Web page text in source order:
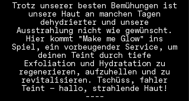
Trotz unserer besten Bemühungen ist
unsere Haut an manchen Tagen
dehydrierter und unsere
Ausstrahlung nicht wie gewünscht.
Hier kommt "Make me Glow" ins
Spiel, ein vorbeugender Service, um
deinen Teint durch tiefe
Exfoliation und Hydratation zu
regenerieren, aufzuhellen und zu
revitalisieren. Tschüss, fahler
Teint – hallo, strahlende Haut!
----